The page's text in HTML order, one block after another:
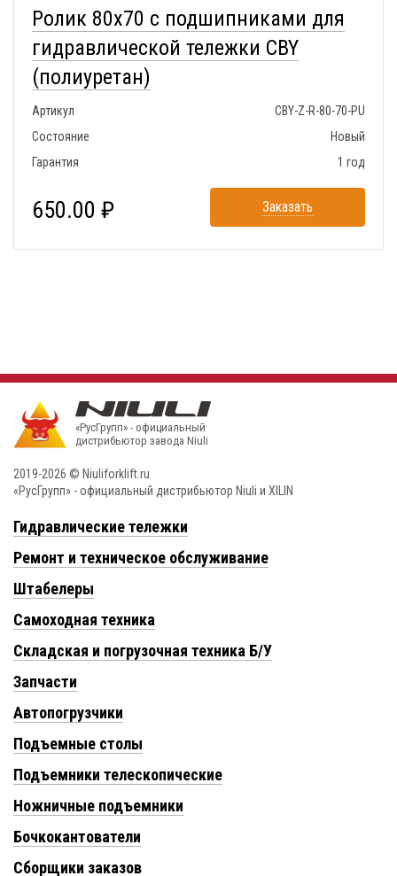
Ролик 80x70 с подшипниками для
гидравлической тележки CBY
(полиуретан)
Артикул
CBY-Z-R-80-70-PU
Состояние
Новый
Гарантия
1 год
650.00 ₽ Заказать
«РусГрупп» - официальный
диcтрибьютор завода Niuli
2019-2026 © Niuliforklift.ru
«РусГрупп» - официальный диcтрибьютор Niuli и XILIN
Гидравлические тележки
Ремонт и техническое обслуживание
Штабелеры
Самоходная техника
Складская и погрузочная техника Б/У
Запчасти
Автопогрузчики
Подъемные столы
Подъемники телескопические
Ножничные подъемники
Бочкокантователи
Сборщики заказов